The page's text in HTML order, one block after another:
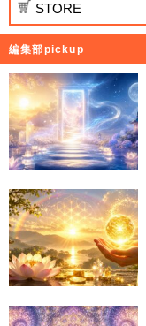
STORE
編集部pickup